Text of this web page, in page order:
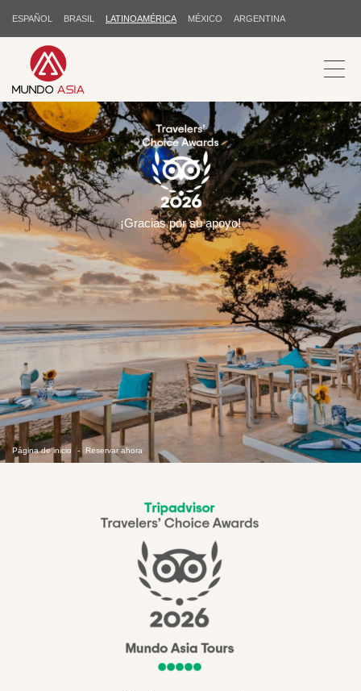
ESPAÑOL BRASIL LATINOAMÉRICA MÉXICO ARGENTINA
Página de inicio Reservar ahora
¡Gracias por su apoyo!